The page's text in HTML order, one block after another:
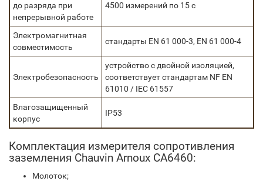
до разряда при
непрерывной работе
4500 измерений по 15 с
Электромагнитная
совместимость
стандарты EN 61 000-3, EN 61 000-4
Электробезопасность
устройство с двойной изоляцией,
соответствует стандартам NF EN
61010 / IEC 61557
Влагозащищенный
корпус
IP53
Комплектация измерителя сопротивления
заземления Chauvin Arnoux CA6460:
Молоток;